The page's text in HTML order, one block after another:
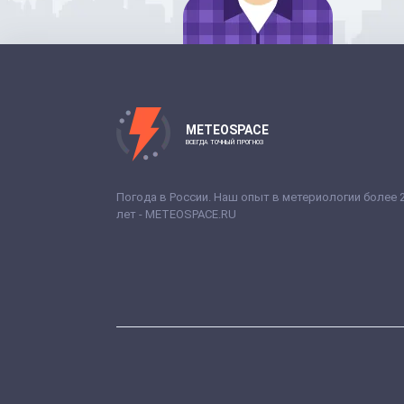
METEOSPACE
ВСЕГДА ТОЧНЫЙ ПРОГНОЗ
Погода в России. Наш опыт в метериологии более
лет - METEOSPACE.RU